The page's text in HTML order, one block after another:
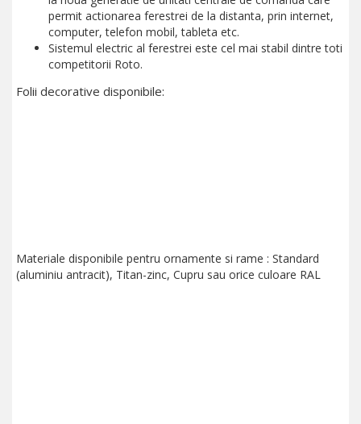
permit actionarea ferestrei de la distanta, prin internet,
computer, telefon mobil, tableta etc.
Sistemul electric al ferestrei este cel mai stabil dintre toti
competitorii Roto.
Folii decorative disponibile:
Materiale disponibile pentru ornamente si rame : Standard
(aluminiu antracit), Titan-zinc, Cupru sau orice culoare RAL